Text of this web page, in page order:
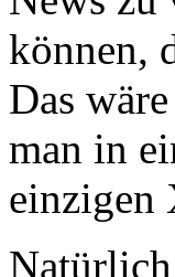
können,
Das
man in
einzigen